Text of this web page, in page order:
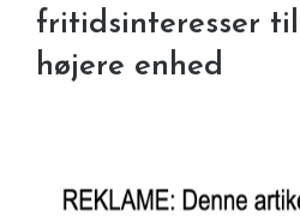
fritidsinteresser
højere enhed